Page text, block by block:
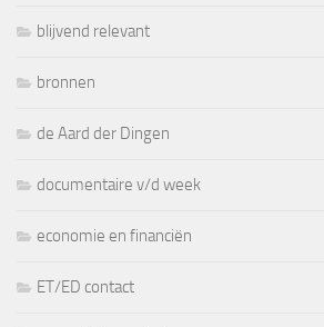
blijvend relevant
bronnen
de Aard der Dingen
documentaire v/d week
economie en financiën
ET/ED contact